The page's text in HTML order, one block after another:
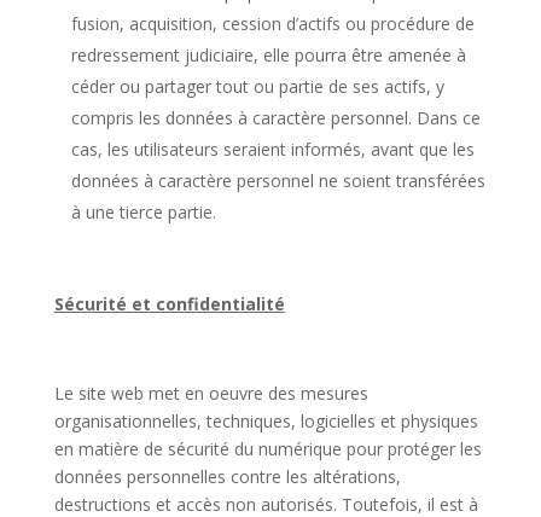
fusion, acquisition, cession d’actifs ou procédure de
redressement judiciaire, elle pourra être amenée à
céder ou partager tout ou partie de ses actifs, y
compris les données à caractère personnel. Dans ce
cas, les utilisateurs seraient informés, avant que les
données à caractère personnel ne soient transférées
à une tierce partie.
Sécurité et confidentialité
Le site web met en oeuvre des mesures
organisationnelles, techniques, logicielles et physiques
en matière de sécurité du numérique pour protéger les
données personnelles contre les altérations,
destructions et accès non autorisés. Toutefois, il est à